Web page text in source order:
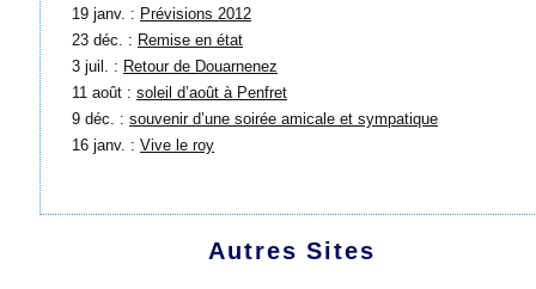
19 janv. : Prévisions 2012
23 déc. : Remise en état
3 juil. : Retour de Douarnenez
11 août : soleil d’août à Penfret
9 déc. : souvenir d’une soirée amicale et sympatique
16 janv. : Vive le roy
Autres Sites